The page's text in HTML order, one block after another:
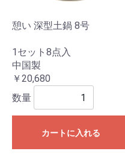
憩い 深型土鍋 8号
1セット8点入
中国製
￥20,680
数量
カートに入れる